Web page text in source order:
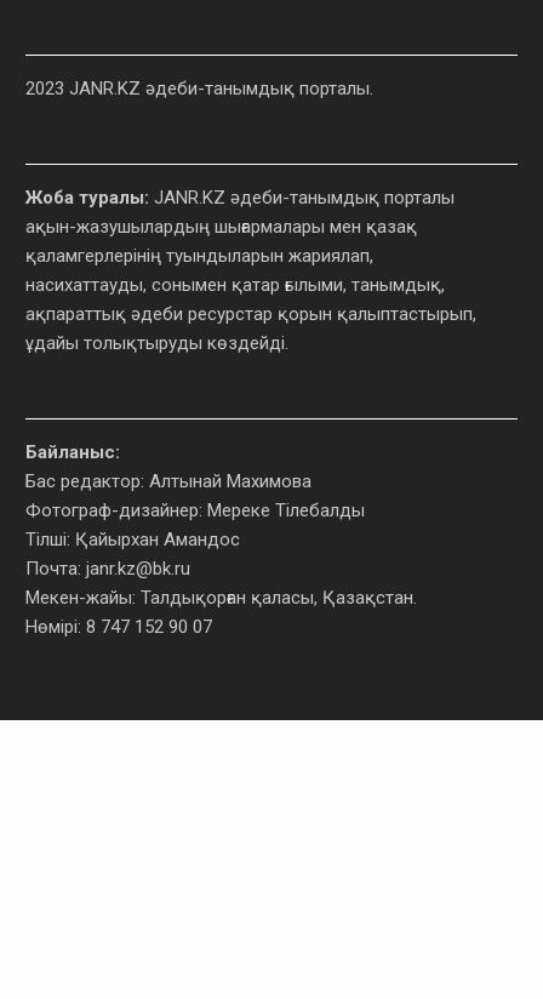
2023 JANR.KZ әдеби-танымдық порталы.
Жоба туралы: JANR.KZ әдеби-танымдық порталы
ақын-жазушылардың шығармалары мен қазақ
қаламгерлерінің туындыларын жариялап,
насихаттауды, сонымен қатар ғылыми, танымдық,
ақпараттық әдеби ресурстар қорын қалыптастырып,
ұдайы толықтыруды көздейді.
Байланыс:
Бас редактор: Алтынай Махимова
Фотограф-дизайнер: Мереке Тілебалды
Тілші: Қайырхан Амандос
Почта:janr.kz@bk.ru
Мекен-жайы: Талдықорған қаласы, Қазақстан.
Нөмірі: 8 747 152 90 07